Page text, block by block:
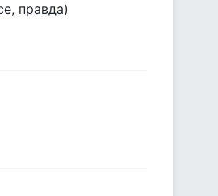
правда)